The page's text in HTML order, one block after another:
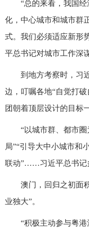
“总的来看，我国
化，中心城市和城市群
式。我们必须适应新形
平总书记对城市工作深
到地方考察时，习
边，叮嘱各地“自觉打
团朝着顶层设计的目标
“以城市群、都市
局”“引导大中小城市和
联动”……习近平总书记
澳门，回归之初面
业独大”。
“积极主动参与粤